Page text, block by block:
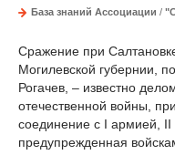
База знаний Ассоциации /
Сражение при
Могилевской губернии,
Рогачев, – известно
отечественной войны,
соединение с I армией, II
предупрежденная